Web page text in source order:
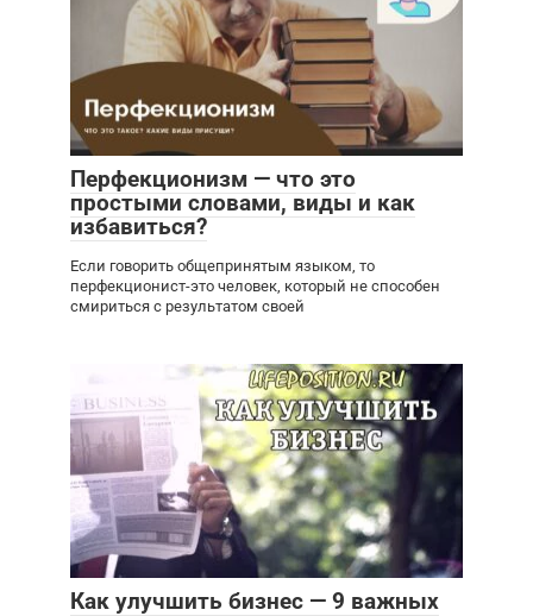
Перфекционизм — что это
простыми словами, виды и как
избавиться?
Если говорить общепринятым языком, то
перфекционист-это человек, который не способен
смириться с результатом своей
Как улучшить бизнес — 9 важных